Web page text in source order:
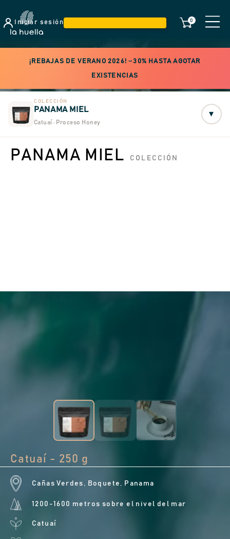
Iniciar sesión 0
¡REBAJAS DE VERANO 2026! −30% HASTA AGOTAR
EXISTENCIAS
COLECCIÓN
PANAMA MIEL
Catuaí · Proceso Honey
▾
PANAMA MIEL COLECCIÓN
Catuaí - 250 g
Cañas Verdes, Boquete, Panama
1200-1600 metros sobre el nivel del mar
Catuaí